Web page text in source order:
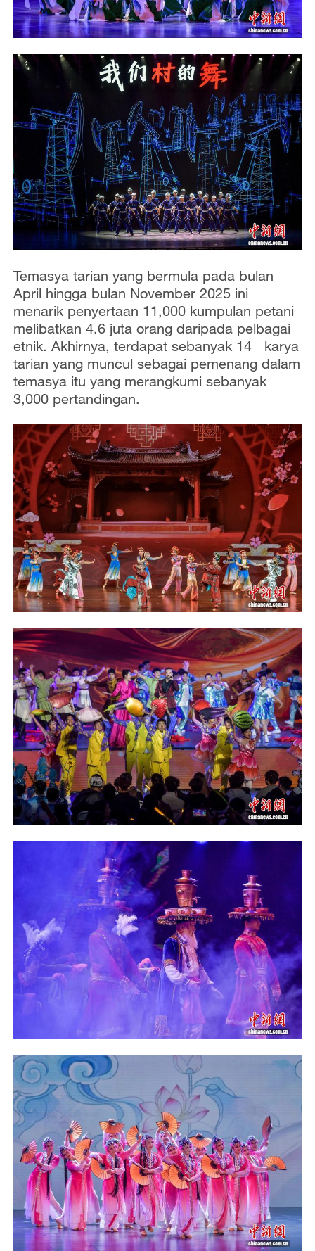
Temasya tarian yang bermula pada bulan
April hingga bulan November 2025 ini
menarik penyertaan 11,000 kumpulan petani
melibatkan 4.6 juta orang daripada pelbagai
etnik. Akhirnya, terdapat sebanyak 14 karya
tarian yang muncul sebagai pemenang dalam
temasya itu yang merangkumi sebanyak
3,000 pertandingan.